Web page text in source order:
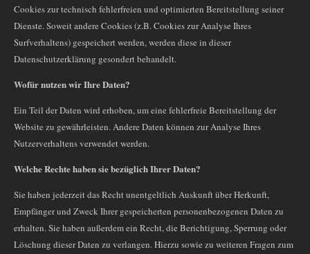
Cookies zur technisch fehlerfreien und optimierten Bereitstellung seiner
Dienste. Soweit andere Cookies (z.B. Cookies zur Analyse Ihres
Surfverhaltens) gespeichert werden, werden diese in dieser
Datenschutzerklärung gesondert behandelt.
Wofür nutzen wir Ihre Daten?
Ein Teil der Daten wird erhoben, um eine fehlerfreie Bereitstellung der
Website zu gewährleisten. Andere Daten können zur Analyse Ihres
Nutzerverhaltens verwendet werden.
Welche Rechte haben sie bezüglich Ihrer Daten?
Sie haben jederzeit das Recht unentgeltlich Auskunft über Herkunft,
Empfänger und Zweck Ihrer gespeicherten personenbezogenen Daten zu
erhalten. Sie haben außerdem ein Recht, die Berichtigung, Sperrung oder
Löschung dieser Daten zu verlangen. Hierzu sowie zu weiteren Fragen zum